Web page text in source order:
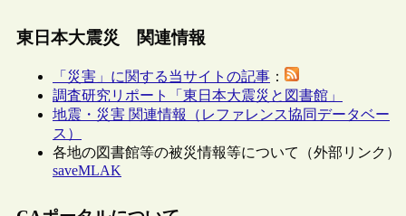
東日本大震災 関連情報
「災害」に関する当サイトの記事 ：
調査研究リポート「東日本大震災と図書館」
地震・災害 関連情報（レファレンス協同データベー
ス）
各地の図書館等の被災情報等について（外部リンク）
saveMLAK